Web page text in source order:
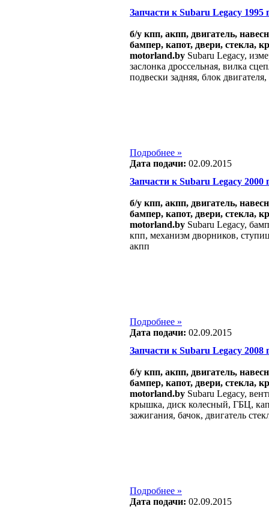
Запчасти к Subaru Legacy 1995
б/у кпп, акпп, двигатель,
бампер, капот, двери, стекла,
motorland.by Subaru Legacy,
заслонка дроссельная, вилка
подвески задняя, блок
Подробнее »
Дата подачи: 02.09.2015
Запчасти к Subaru Legacy 2000
б/у кпп, акпп, двигатель,
бампер, капот, двери, стекла,
motorland.by Subaru Legacy,
кпп, механизм дворников,
акпп
Подробнее »
Дата подачи: 02.09.2015
Запчасти к Subaru Legacy 2008
б/у кпп, акпп, двигатель,
бампер, капот, двери, стекла,
motorland.by Subaru Legacy,
крышка, диск колесный, ГБЦ,
зажигания, бачок, двигатель
Подробнее »
Дата подачи: 02.09.2015